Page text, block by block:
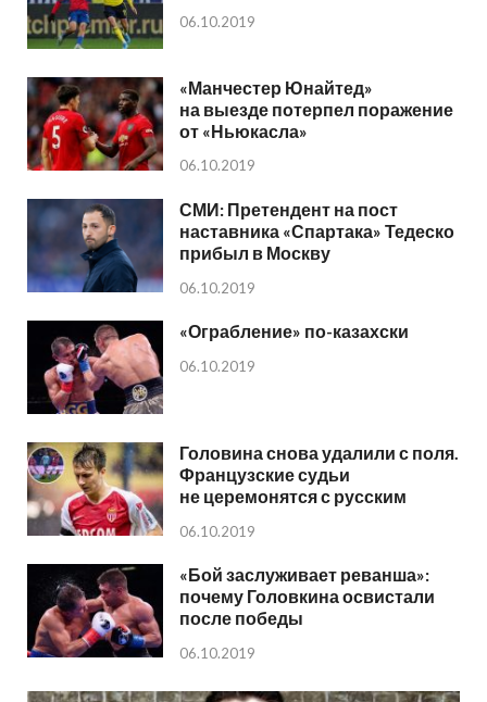
06.10.2019
«Манчестер Юнайтед»
на выезде потерпел поражение
от «Ньюкасла»
06.10.2019
СМИ: Претендент на пост
наставника «Спартака» Тедеско
прибыл в Москву
06.10.2019
«Ограбление» по-казахски
06.10.2019
Головина снова удалили с поля.
Французские судьи
не церемонятся с русским
06.10.2019
«Бой заслуживает реванша»:
почему Головкина освистали
после победы
06.10.2019